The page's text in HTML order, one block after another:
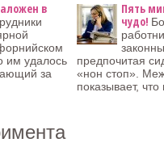
в
им удалось
за
Пять
чудо!
предпочитая
«нон стоп».
показывает,